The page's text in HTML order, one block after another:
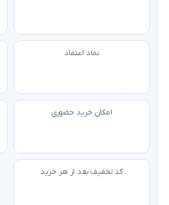
نماد اعتماد
امکان خرید حضوری
کد تخفیف بعد از هر خرید